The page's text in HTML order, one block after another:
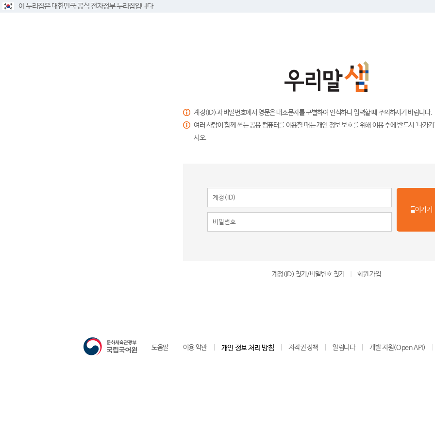
이 누리집은 대한민국 공식 전자정부 누리집입니다.
계정(ID)과 비밀번호에서 영문은 대소문자를 구별하여 인식하니 입력할 때 주의하시기 바랍니다.
여러 사람이 함께 쓰는 공용 컴퓨터를 이용할 때는 개인 정보 보호를 위해 이용 후에 반드시 '나가
시오.
들어가기
계정(ID) 찾기/비밀번호 찾기 회원 가입
도움말 이용 약관 개인 정보 처리 방침 저작권 정책 알립니다 개발 지원(Open API)